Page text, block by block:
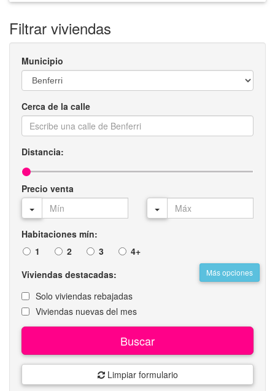
Filtrar viviendas
Municipio
Cerca de la calle
Distancia:
Precio venta
Habitaciones mín:
1
2 3 4+
Más opciones
Viviendas destacadas:
Solo viviendas rebajadas
Viviendas nuevas del mes
Buscar
Limpiar formulario